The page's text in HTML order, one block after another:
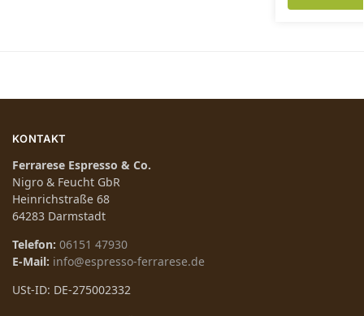
KONTAKT
Ferrarese Espresso & Co.
Nigro & Feucht GbR
Heinrichstraße 68
64283 Darmstadt
Telefon: 06151 47930
E-Mail: info@espresso-ferrarese.de
USt-ID: DE-275002332